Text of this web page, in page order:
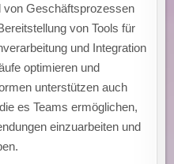
von Geschäftsprozessen
von Tools für
und Integration
optimieren und
unterstützen auch
es Teams ermöglichen,
einzuarbeiten und